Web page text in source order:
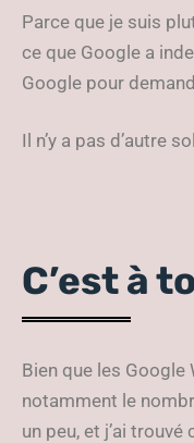
Parce que je suis
ce que Google a
Google pour
Il n’y a pas d’autre
C’est à
Bien que les
notamment le
un peu, et j’ai